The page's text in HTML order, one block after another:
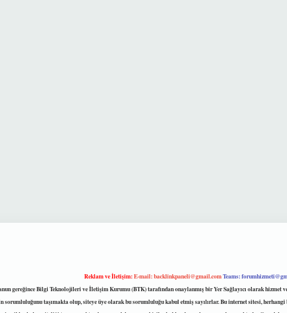
Reklam ve İletişim:E-mail:backlinkpaneli@gmail.comTeams:
gereğince Bilgi Teknolojileri ve İletişim Kurumu (BTK) tarafından onaylanmış bir Yer Sağlayıcı olarak
taşımakta olup, siteye üye olarak bu sorumluluğu kabul etmiş sayılırlar. Bu internet sitesi,